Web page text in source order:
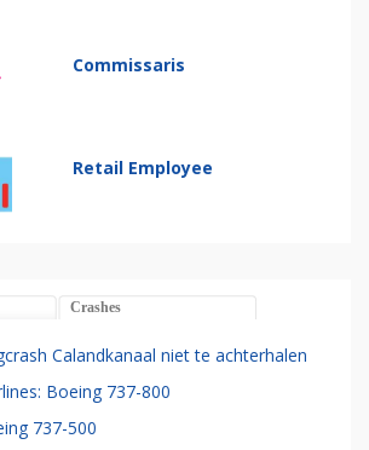
Commissaris
Retail Employee
Crashes
Calandkanaal niet te achterhalen
Boeing 737-800
737-500